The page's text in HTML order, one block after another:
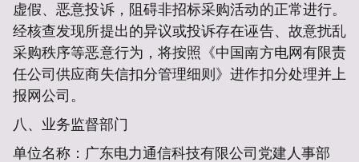
虚假、恶意投诉，阻碍非招标采购活动的正常进行。
经核查发现所提出的异议或投诉存在诬告、故意扰乱
采购秩序等恶意行为，将按照《中国南方电网有限责
任公司供应商失信扣分管理细则》进作扣分处理并上
报网公司。
八、 业务监督部门
单位名称：广东电力通信科技有限公司党建人事部